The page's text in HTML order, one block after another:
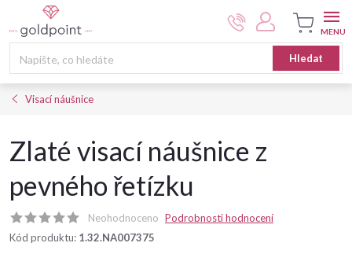
na
Hledat
Nákupní
košík
Visací náušnice
Zlaté visací náušnice z
pevného řetízku
Neohodnoceno Podrobnosti hodnocení
Kód produktu: 1.32.NA007375